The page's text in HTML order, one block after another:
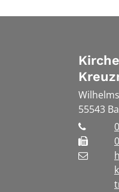
55543